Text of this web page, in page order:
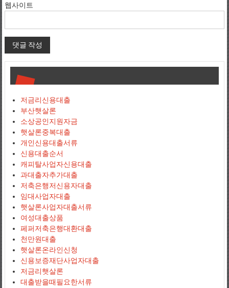
웹사이트
저금리신용대출
부산햇살론
소상공인지원자금
햇살론중복대출
개인신용대출서류
신용대출순서
캐피탈사업자신용대출
과대출자추가대출
저축은행저신용자대출
임대사업자대출
햇살론사업자대출서류
여성대출상품
페퍼저축은행대환대출
천만원대출
햇살론온라인신청
신용보증재단사업자대출
저금리햇살론
대출받을때필요한서류